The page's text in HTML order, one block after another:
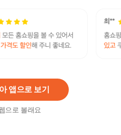
앱으로 보기
으로 볼래요
3N5건강보험+(7분이상 상담
도세트
터오기덤] [방송에서만] 닥터
마스크팩 100매